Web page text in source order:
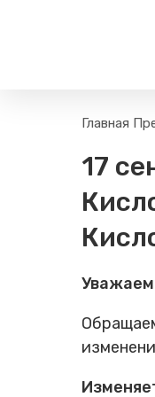
Часто
Тарифы и
Режим
лист
Единый
112
Главная
17